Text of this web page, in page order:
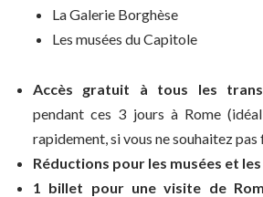
La Galerie Borghèse
Les musées du Capitole
Accès gratuit à tous les
pendant ces 3 jours à Rome
rapidement, si vous ne souhaitez
Réductions pour les musées et
1 billet pour une visite de